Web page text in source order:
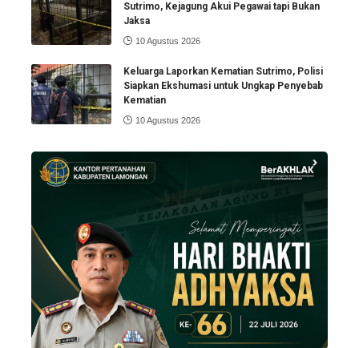
Sutrimo, Kejagung Akui Pegawai tapi Bukan
Jaksa
10 Agustus 2026
Keluarga Laporkan Kematian Sutrimo, Polisi
Siapkan Ekshumasi untuk Ungkap Penyebab
Kematian
10 Agustus 2026